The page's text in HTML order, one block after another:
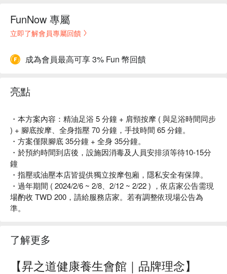
FunNow 專屬
立即了解會員專屬回饋
成為會員最高可享 3% Fun 幣回饋
亮點
・本方案內容：精油足浴 5 分鐘 + 肩頸按摩 ( 與足浴時間同步
) + 腳底按摩、全身指壓 70 分鐘，手技時間 65 分鐘。
・方案僅限腳底 35分鐘 + 全身 35分鐘。
・於預約時間到店後，設施因消毒及人員安排須等待10-15分
鐘
・指壓或油壓本店皆提供獨立按摩包廂，隱私安全有保障。
・過年期間 ( 2024/2/6 ~ 2/8、2/12 ~ 2/22 ) ，依店家公告需現
場酌收 TWD 200，請給服務店家。若有調整依現場公告為
準。
了解更多
【昇之道健康養生會館｜品牌理念】